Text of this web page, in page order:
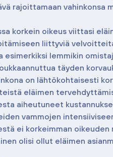
rajoittamaan vahinkonsa
korkein oikeus viittasi
liittyviä
esimerkiksi lemmikin
täyden
on lähtökohtaisesti
eläimen
aiheutuneet
vammojen
ei korkeimman
olisi ollut eläimen